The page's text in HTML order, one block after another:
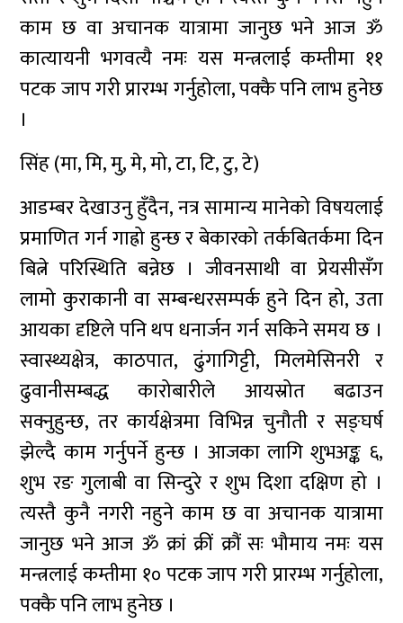
काम छ वा अचानक यात्रामा जानुछ भने आज ॐ
कात्यायनी भगवत्यै नमः यस मन्त्रलाई कम्तीमा ११
पटक जाप गरी प्रारम्भ गर्नुहोला, पक्कै पनि लाभ हुनेछ
।
सिंह (मा, मि, मु, मे, मो, टा, टि, टु, टे)
आडम्बर देखाउनु हुँदैन, नत्र सामान्य मानेको विषयलाई
प्रमाणित गर्न गाह्रो हुन्छ र बेकारको तर्कबितर्कमा दिन
बित्ने परिस्थिति बन्नेछ । जीवनसाथी वा प्रेयसीसँग
लामो कुराकानी वा सम्बन्धरसम्पर्क हुने दिन हो, उता
आयका दृष्टिले पनि थप धनार्जन गर्न सकिने समय छ ।
स्वास्थ्यक्षेत्र, काठपात, ढुंगागिट्टी, मिलमेसिनरी र
ढुवानीसम्बद्ध कारोबारीले आयस्रोत बढाउन
सक्नुहुन्छ, तर कार्यक्षेत्रमा विभिन्न चुनौती र सङ्घर्ष
झेल्दै काम गर्नुपर्ने हुन्छ । आजका लागि शुभअङ्क ६,
शुभ रङ गुलाबी वा सिन्दुरे र शुभ दिशा दक्षिण हो ।
त्यस्तै कुनै नगरी नहुने काम छ वा अचानक यात्रामा
जानुछ भने आज ॐ क्रां क्रीं क्रौं सः भौमाय नमः यस
मन्त्रलाई कम्तीमा १० पटक जाप गरी प्रारम्भ गर्नुहोला,
पक्कै पनि लाभ हुनेछ ।